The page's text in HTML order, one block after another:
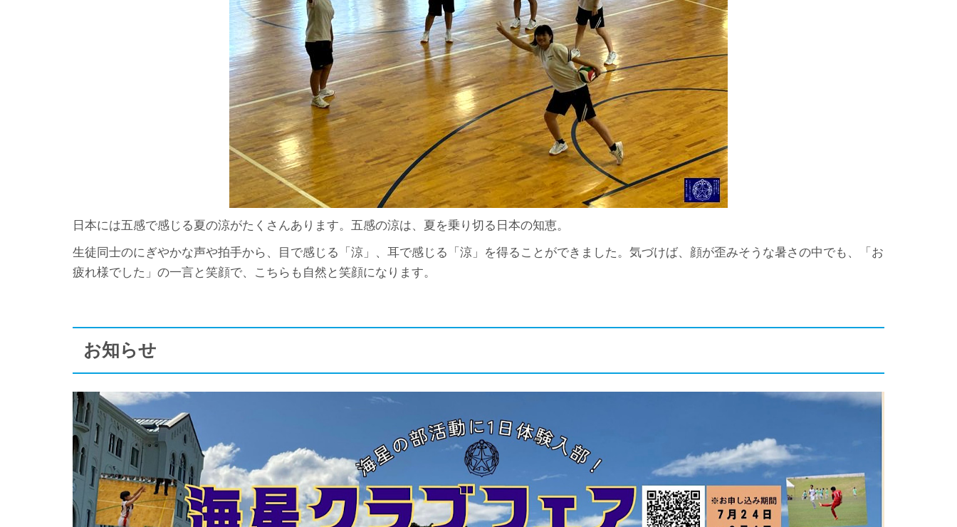
日本には五感で感じる夏の涼がたくさんあります。五感の涼は、夏を乗り切る日本の知恵。
生徒同士のにぎやかな声や拍手から、目で感じる「涼」、耳で感じる「涼」を得ることができました。気づけば、顔が歪みそうな暑さの中でも、「お
疲れ様でした」の一言と笑顔で、こちらも自然と笑顔になります。
お知らせ